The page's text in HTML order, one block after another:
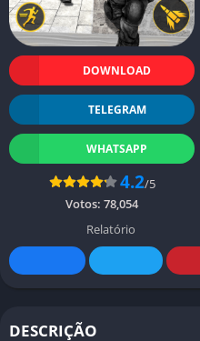
DOWNLOAD
TELEGRAM
WHATSAPP
4.2/5
Votos: 78,054
Relatório
DESCRIÇÃO